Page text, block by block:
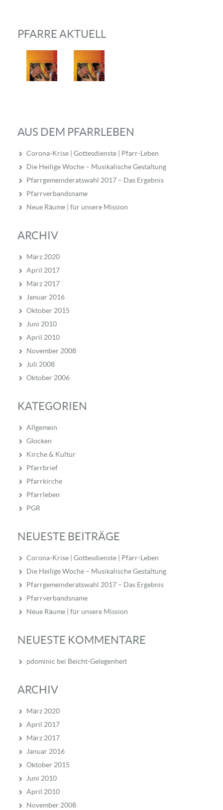
PFARRE AKTUELL
AUS DEM PFARRLEBEN
Corona-Krise | Gottesdienste | Pfarr-Leben
Die Heilige Woche – Musikalische Gestaltung
Pfarrgemeinderatswahl 2017 – Das Ergebnis
Pfarrverbandsname
Neue Räume | für unsere Mission
ARCHIV
März 2020
April 2017
März 2017
Januar 2016
Oktober 2015
Juni 2010
April 2010
November 2008
Juli 2008
Oktober 2006
KATEGORIEN
Allgemein
Glocken
Kirche & Kultur
Pfarrbrief
Pfarrkirche
Pfarrleben
PGR
NEUESTE BEITRÄGE
Corona-Krise | Gottesdienste | Pfarr-Leben
Die Heilige Woche – Musikalische Gestaltung
Pfarrgemeinderatswahl 2017 – Das Ergebnis
Pfarrverbandsname
Neue Räume | für unsere Mission
NEUESTE KOMMENTARE
pdominic bei Beicht-Gelegenheit
ARCHIV
März 2020
April 2017
März 2017
Januar 2016
Oktober 2015
Juni 2010
April 2010
November 2008